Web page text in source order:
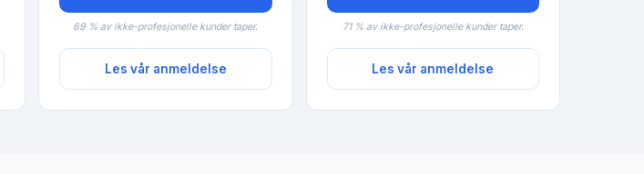
69 % av ikke-profesjonelle kunder taper.
Les vår anmeldelse
71 % av ikke-profesjonelle kunder taper.
Les vår anmeldelse